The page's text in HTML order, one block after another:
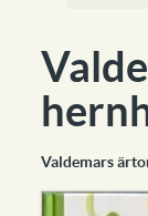
Valdemars